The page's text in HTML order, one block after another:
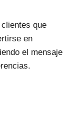
clientes que
en
el mensaje